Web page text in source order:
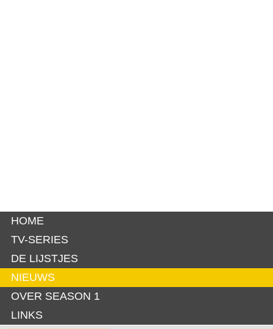
HOME
TV-SERIES
DE LIJSTJES
NIEUWS
OVER SEASON 1
LINKS